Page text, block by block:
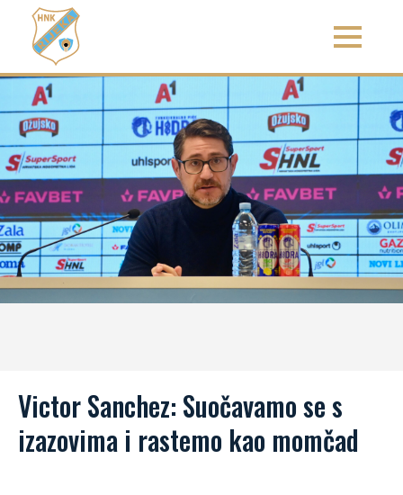
Victor Sanchez: Suočavamo se s
izazovima i rastemo kao momčad